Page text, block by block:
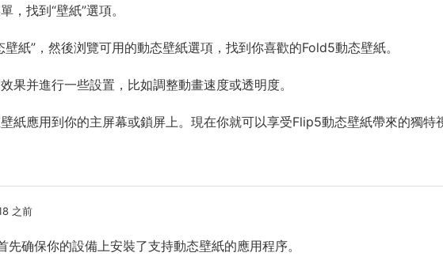
，找到“壁紙”選項。
紙”，然後浏覽可用的動态壁紙選項，找到你喜歡的Fold5動态壁紙。
果并進行一些設置，比如調整動畫速度或透明度。
紙應用到你的主屏幕或鎖屏上。現在你就可以享受Flip5動态壁紙帶來的獨特
之前
确保你的設備上安裝了支持動态壁紙的應用程序。